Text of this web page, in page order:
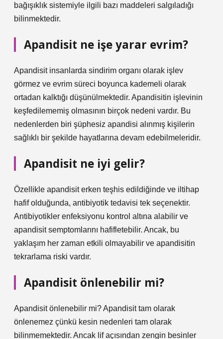
bağışıklık sistemiyle ilgili bazı maddeleri salgıladığı
bilinmektedir.
Apandisit ne işe yarar evrim?
Apandisit insanlarda sindirim organı olarak işlev
görmez ve evrim süreci boyunca kademeli olarak
ortadan kalktığı düşünülmektedir. Apandisitin işlevinin
keşfedilememiş olmasının birçok nedeni vardır. Bu
nedenlerden biri şüphesiz apandisi alınmış kişilerin
sağlıklı bir şekilde hayatlarına devam edebilmeleridir.
Apandisit ne iyi gelir?
Özellikle apandisit erken teşhis edildiğinde ve iltihap
hafif olduğunda, antibiyotik tedavisi tek seçenektir.
Antibiyotikler enfeksiyonu kontrol altına alabilir ve
apandisit semptomlarını hafifletebilir. Ancak, bu
yaklaşım her zaman etkili olmayabilir ve apandisitin
tekrarlama riski vardır.
Apandisit önlenebilir mi?
Apandisit önlenebilir mi? Apandisit tam olarak
önlenemez çünkü kesin nedenleri tam olarak
bilinmemektedir. Ancak lif açısından zengin besinler